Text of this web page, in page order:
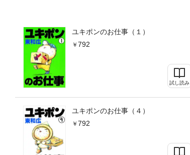
ユキポンのお仕事（１）
792
試し読み
ユキポンのお仕事（４）
792